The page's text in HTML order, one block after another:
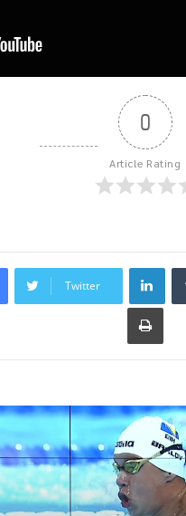
0
Article Rating
Twitter